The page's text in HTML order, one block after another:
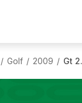
/ Golf / 2009 / Gt